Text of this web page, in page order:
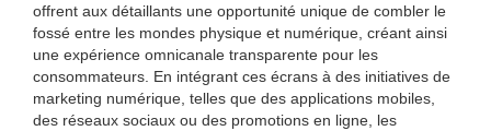
offrent aux détaillants une opportunité unique de combler le
fossé entre les mondes physique et numérique, créant ainsi
une expérience omnicanale transparente pour les
consommateurs. En intégrant ces écrans à des initiatives de
marketing numérique, telles que des applications mobiles,
des réseaux sociaux ou des promotions en ligne, les